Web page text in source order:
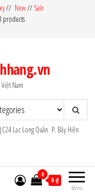
// New// Sale
products
Nam
Lạc Long Quân P. Bảy Hiền
Menu
0
0 ₫